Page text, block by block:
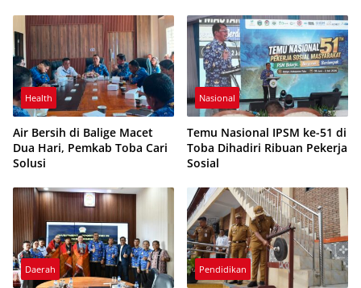
Health
Air Bersih di Balige Macet
Dua Hari, Pemkab Toba Cari
Solusi
Nasional
Temu Nasional IPSM ke-51 di
Toba Dihadiri Ribuan Pekerja
Sosial
Daerah Pendidikan